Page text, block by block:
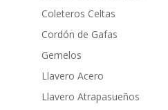
Coleteros Celtas
Cordón de Gafas
Gemelos
Llavero Acero
Llavero Atrapasueños